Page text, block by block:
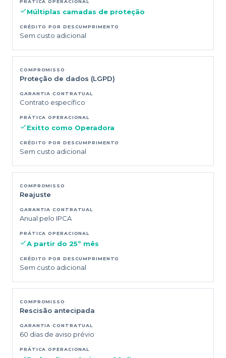
Múltiplas camadas de proteção
Sem custo adicional
Proteção de dados (LGPD)
Contrato específico
Exitto como Operadora
Sem custo adicional
Reajuste
Anual pelo IPCA
A partir do 25º mês
Sem custo adicional
Rescisão antecipada
60 dias de aviso prévio